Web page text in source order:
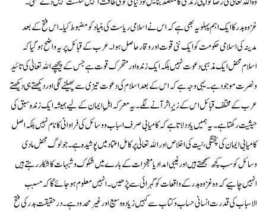
غزوہ بدر کا ایک اہم پہلو یہ بھی ہے کہ اس نے اسلامی ریاست کی بنیاد کو مضبوط کیا۔ اس فتح کے بعد
مدینہ کی اسلامی حکومت کو ایک نئی قوت اور وقار حاصل ہوا۔ عرب کے قبائل پر یہ واضح ہو گیا کہ
اسلام محض ایک مذہبی دعوت نہیں بلکہ ایک زندہ اور متحرک قوت ہے جس کے پیچھے الله تعالیٰ کی تائید
و نصرت موجود ہے۔ یہی وجہ ہے کہ اس کے بعد اسلام کی دعوت تیزی سے پھیلنے لگی اور دیکھتے ہی دیکھتے
عرب کے مختلف قبائل اس کے زیرِ اثر آنے لگے۔ یہ معرکہ اہلِ ایمان کے لیے ہمیشہ ایک زندہ سبق کی
حیثیت رکھتا ہے۔ یہ ہمیں یاد دلاتا ہے کہ کامیابی صرف اسباب و وسائل کی فراوانی کا نام نہیں بلکہ اصل
کامیابی ایمان کی پختگی، نیت کی اخلاص اور الله تعالیٰ پر کامل اعتماد میں پوشیدہ ہے۔ جو لوگ محض مادی
وسائل کو سب کچھ سمجھتے ہیں اور غیبی امداد یا معجزات کے بارے میں شکوک و شبہات کا شکار رہتے ہیں
انہیں چاہیے کہ وہ غزوہ بدر کے واقعات کو گہرائی سے پڑھیں۔ انہیں معلوم ہو جائے گا کہ مسبب
الاسباب کی قدرت انسانی حساب و کتاب سے کہیں زیادہ وسیع اور غیر محدود ہے۔ درحقیقت بدر کی فتح